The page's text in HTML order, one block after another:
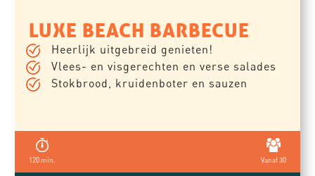
LUXE BEACH BARBECUE
Heerlijk uitgebreid genieten!
Vlees- en visgerechten en verse salades
Stokbrood, kruidenboter en sauzen
120 min. Vanaf 30